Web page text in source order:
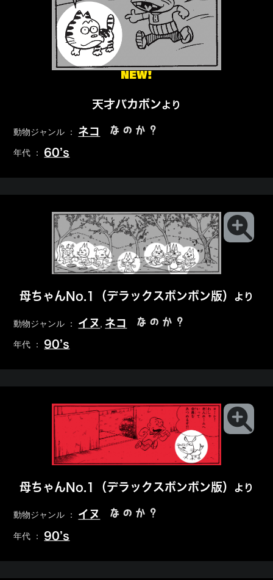
NEW!
天才バカボンより
動物ジャンル ： ネコ なのか？
年代 ： 60’s
母ちゃんNo.1（デラックスボンボン版） より
動物ジャンル ： イヌ ネコ なのか？
年代 ： 90’s
母ちゃんNo.1（デラックスボンボン版） より
動物ジャンル ： イヌ なのか？
年代 ： 90’s